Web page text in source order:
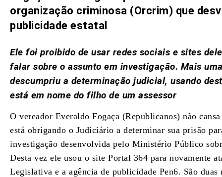
organização criminosa (Orcrim) que
publicidade estatal
Ele foi proibido de usar redes sociais e sites
falar sobre o assunto em investigação. Mais
descumpriu a determinação judicial, usando
está em nome do filho de um assessor
O vereador Everaldo Fogaça (Republicanos) não
está obrigando o Judiciário a determinar sua prisão
investigação desenvolvida pelo Ministério Público
Desta vez ele usou o site Portal 364 para novamente
Legislativa e a agência de publicidade Pen6. São duas